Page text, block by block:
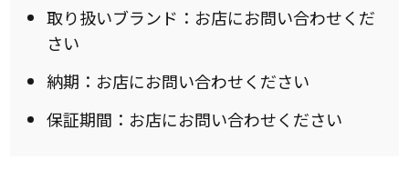
取り扱いブランド：お店にお問い合わせくだ
さい
納期：お店にお問い合わせください
保証期間：お店にお問い合わせください